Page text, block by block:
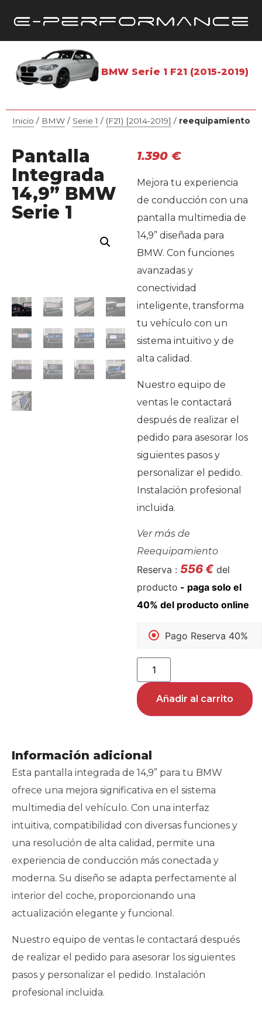
BMW Serie 1 F21 (2015-2019)
Inicio / BMW/ Serie 1 / (F21) [2014-2019] / reequipamiento
Pantalla
Integrada
14,9” BMW
Serie 1
1.390 €
Mejora tu experiencia
de conducción con una
pantalla multimedia de
14,9” diseñada para
BMW. Con funciones
avanzadas y
conectividad
inteligente, transforma
tu vehículo con un
sistema intuitivo y de
alta calidad.
Nuestro equipo de
ventas le contactará
después de realizar el
pedido para asesorar los
siguientes pasos y
personalizar el pedido.
Instalación profesional
incluida.
Ver más de
Reequipamiento
Reserva : 556€ del
producto
Pago Reserva 40%
Añadir al carrito
Información adicional
Esta pantalla integrada de 14,9” para tu BMW
ofrece una mejora significativa en el sistema
multimedia del vehículo. Con una interfaz
intuitiva, compatibilidad con diversas funciones y
una resolución de alta calidad, permite una
experiencia de conducción más conectada y
moderna. Su diseño se adapta perfectamente al
interior del coche, proporcionando una
actualización elegante y funcional.
Nuestro equipo de ventas le contactará después
de realizar el pedido para asesorar los siguientes
pasos y personalizar el pedido. Instalación
profesional incluida.